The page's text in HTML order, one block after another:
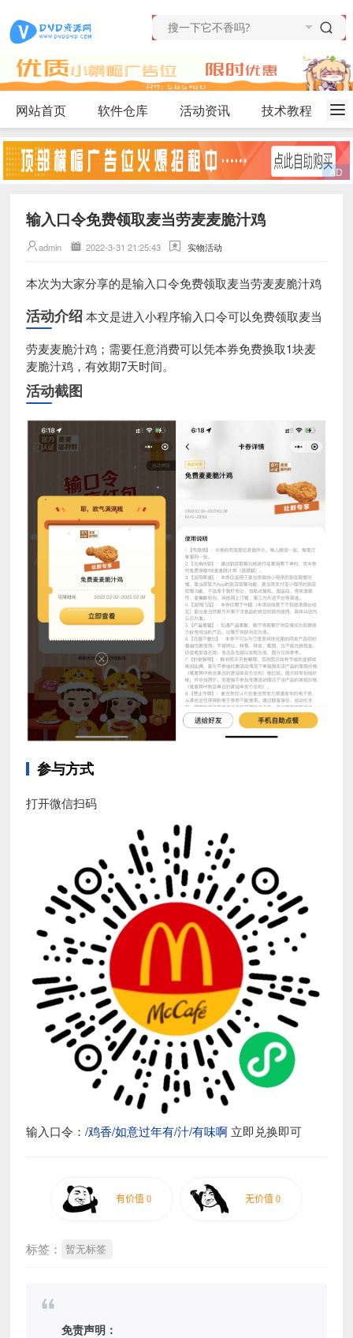
网站首页 软件仓库 活动资讯 技术教程
输入口令免费领取麦当劳麦麦脆汁鸡
admin 2022-3-31 21:25:43 实物活动
本次为大家分享的是输入口令免费领取麦当劳麦麦脆汁鸡
活动介绍本文是进入小程序输入口令可以免费领取麦当
劳麦麦脆汁鸡；需要任意消费可以凭本券免费换取1块麦
麦脆汁鸡，有效期7天时间。
活动截图
参与方式
打开微信扫码
输入口令：/鸡香/如意过年有/汁/有味啊 立即兑换即可
标签： 暂无标签
免责声明：